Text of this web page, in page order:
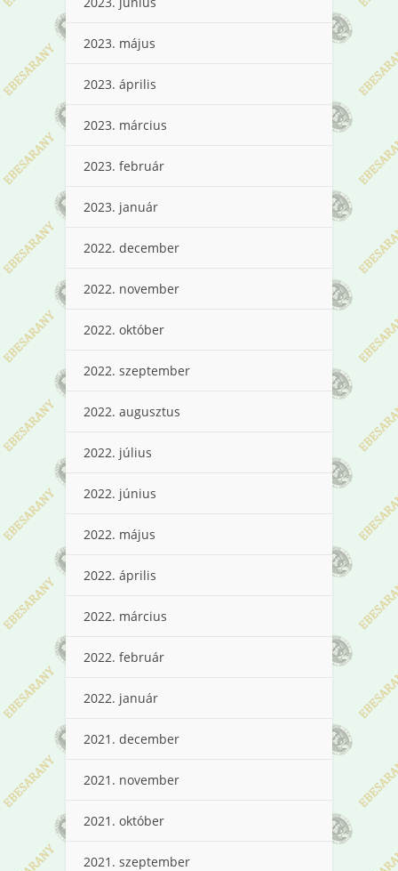
2023. május
2023. április
2023. március
2023. február
2023. január
2022. december
2022. november
2022. október
2022. szeptember
2022. augusztus
2022. július
2022. június
2022. május
2022. április
2022. március
2022. február
2022. január
2021. december
2021. november
2021. október
2021. szeptember